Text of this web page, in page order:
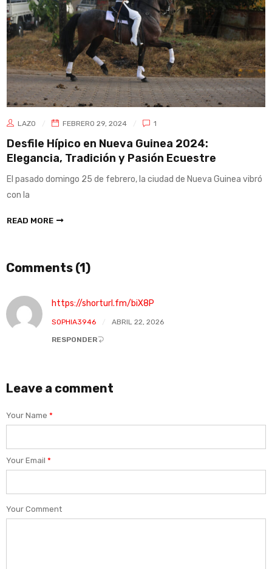
LAZO FEBRERO 29, 2024 1
Desfile Hípico en Nueva Guinea 2024:
Elegancia, Tradición y Pasión Ecuestre
El pasado domingo 25 de febrero, la ciudad de Nueva Guinea vibró
con la
READ MORE
Comments (1)
https://shorturl.fm/biX8P
SOPHIA3946 ABRIL 22, 2026
RESPONDER
Leave a comment
Your Name *
Your Email *
Your Comment